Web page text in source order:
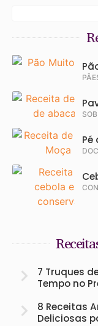
Pé
7 Truques
Tempo no
8 Receitas
Deliciosas